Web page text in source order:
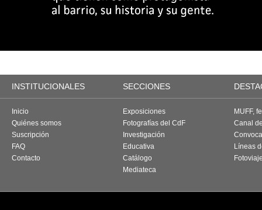
INSTITUCIONALES SECCIONES
Inicio
Quiénes somos
Suscripción
FAQ
Contacto
Exposiciones
Fotografías del CdF
Investigación
Educativa
Catálogo
Mediateca
MUFF,
Canal
Líneas